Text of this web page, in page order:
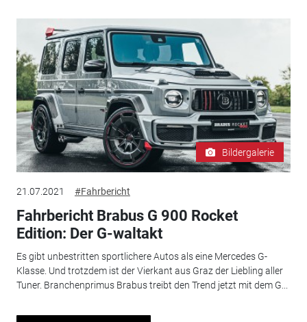
Bildergalerie
21.07.2021 #Fahrbericht
Fahrbericht Brabus G 900 Rocket
Edition: Der G-waltakt
Es gibt unbestritten sportlichere Autos als eine Mercedes G-
Klasse. Und trotzdem ist der Vierkant aus Graz der Liebling aller
Tuner. Branchenprimus Brabus treibt den Trend jetzt mit dem G...